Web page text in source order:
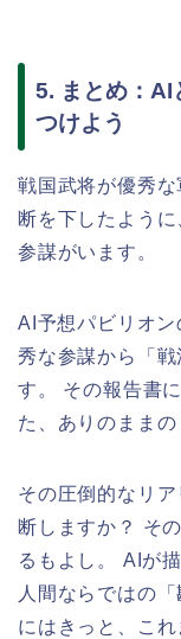
5. まとめ：AI
つけよう
戦国武将が優秀
断を下したよう
参謀がいます。
AI予想パビリオ
秀な参謀から「
す。 その報告書
た、ありのままの
その圧倒的なリ
断しますか？ そ
るもよし。 AIが
人間ならではの
にはきっと、こ